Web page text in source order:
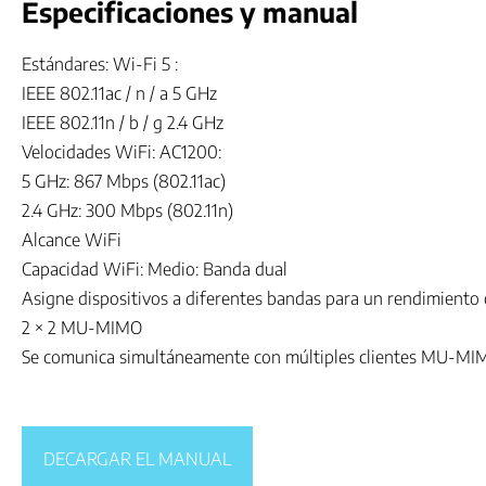
Especificaciones y manual
Estándares: Wi-Fi 5 :
IEEE 802.11ac / n / a 5 GHz
IEEE 802.11n / b / g 2.4 GHz
Velocidades WiFi: AC1200:
5 GHz: 867 Mbps (802.11ac)
2.4 GHz: 300 Mbps (802.11n)
Alcance WiFi
Capacidad WiFi: Medio: Banda dual
Asigne dispositivos a diferentes bandas para un rendimiento
2 × 2 MU-MIMO
Se comunica simultáneamente con múltiples clientes MU-
DECARGAR EL MANUAL